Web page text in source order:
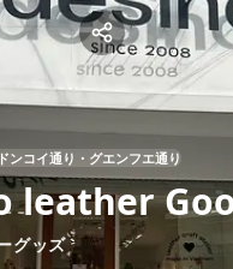
ドンコイ通り・グエンフエ通り
leather
グッズ